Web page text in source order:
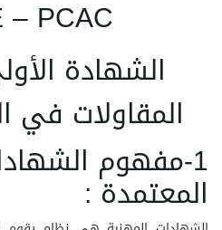
– PCAC
الشهادة
المقاولات في
1-مفهوم
المعتمدة :